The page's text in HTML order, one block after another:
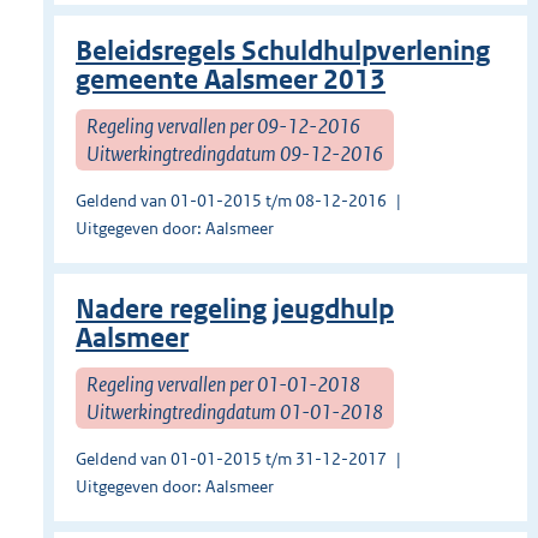
Beleidsregels Schuldhulpverlening
gemeente Aalsmeer 2013
Regeling vervallen per 09-12-2016
Uitwerkingtredingdatum 09-12-2016
Geldend van 01-01-2015 t/m 08-12-2016
Uitgegeven door: Aalsmeer
Nadere regeling jeugdhulp
Aalsmeer
Regeling vervallen per 01-01-2018
Uitwerkingtredingdatum 01-01-2018
Geldend van 01-01-2015 t/m 31-12-2017
Uitgegeven door: Aalsmeer